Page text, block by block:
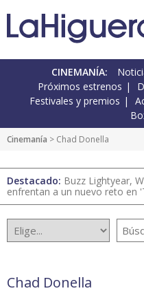
CINEMANÍA:
Próximos estrenos
Festivales y premios
Cinemanía > Chad Donella
Destacado: Buzz Lightyear,
enfrentan a un nuevo reto en
Chad Donella